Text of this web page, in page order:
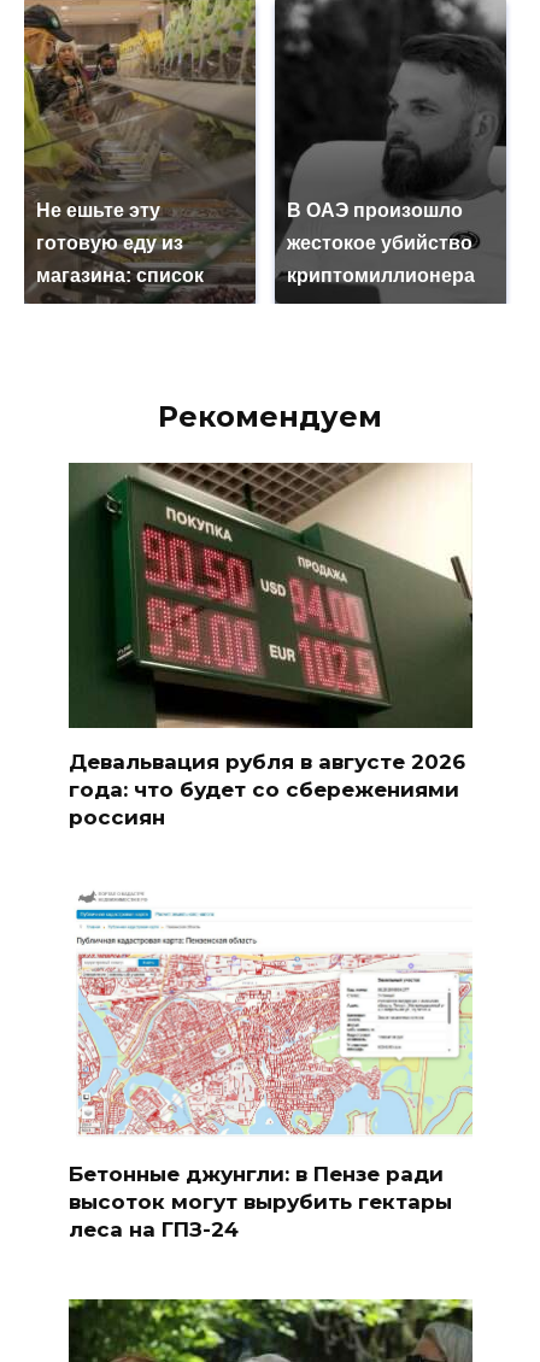
Не ешьте эту
готовую еду из
магазина: список
В ОАЭ произошло
жестокое убийство
криптомиллионера
Рекомендуем
Девальвация рубля в августе 2026
года: что будет со сбережениями
россиян
Бетонные джунгли: в Пензе ради
высоток могут вырубить гектары
леса на ГПЗ-24